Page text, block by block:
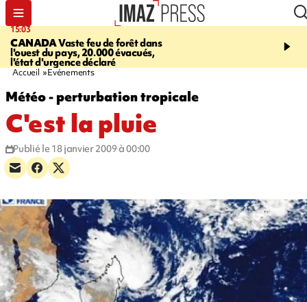
15:03
CANADAVaste feu de forêt dans
l'ouest du pays, 20.000 évacués,
l'état d'urgence déclaré
19:21
CONTRÔLES
end, 109 infractions
Accueil Evénements
Météo - perturbation tropicale
C'est la pluie
Publié le 18 janvier 2009 à 00:00